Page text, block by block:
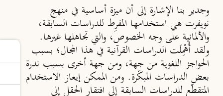
وجدير بنا الإشارة إلى أن ميزة أساسية في منهج
نويفرت هي استخدامها المفرِط للدراسات السابقة،
والألمانية على وجه الخصوص، والتي تجاهلها غيرها.
ولقد أُهْمِلَت الدراسات القرآنية في هذا المجال؛ بسبب
الحواجز اللغوية من جهة، ومن جهة أخرى بسبب ندرة
بعض الدراسات المبكّرة. ومن الممكن إيعاز الاستخدام
المتقطّع للدراسات السابقة إلى افتقار الحقل إلى